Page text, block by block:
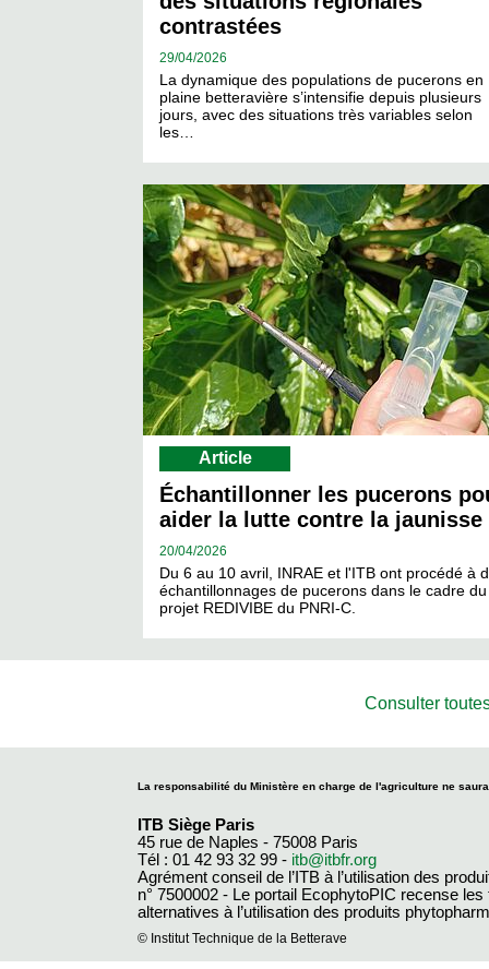
contrastées
29/04/2026
La dynamique des populations de pucerons en
plaine betteravière s’intensifie depuis plusieurs
jours, avec des situations très variables selon
les…
Article
Échantillonner les pucerons
aider la lutte contre la jaunisse
20/04/2026
Du 6 au 10 avril, INRAE et l'ITB ont procédé à
échantillonnages de pucerons dans le cadre du
projet REDIVIBE du PNRI-C.
Consulter
La responsabilité du Ministère en charge de l'agriculture ne
ITB Siège Paris
45 rue de Naples - 75008 Paris
Tél : 01 42 93 32 99 - itb@itbfr.org
Agrément conseil de l’ITB à l’utilisation des
n° 7500002 - Le portail EcophytoPIC recense les
alternatives à l’utilisation des produits
© Institut Technique de la Betterave